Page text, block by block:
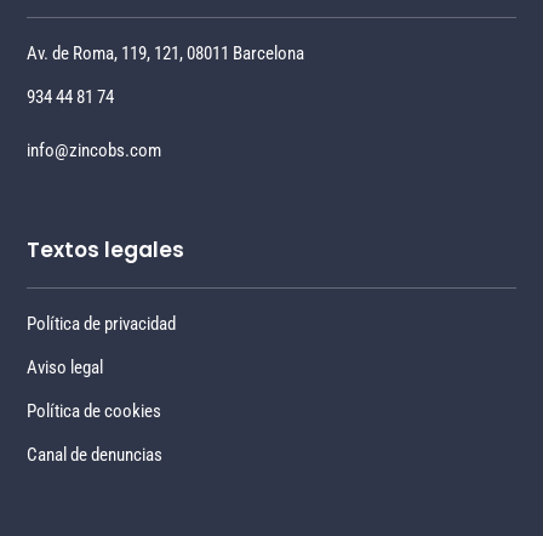
Av. de Roma, 119, 121, 08011 Barcelona
934 44 81 74
info@zincobs.com
Textos legales
Política de privacidad
Aviso legal
Política de cookies
Canal de denuncias